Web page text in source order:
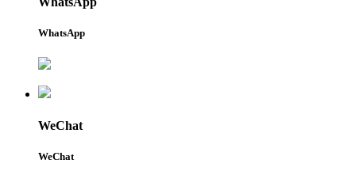
WhatsApp
WeChat
WeChat